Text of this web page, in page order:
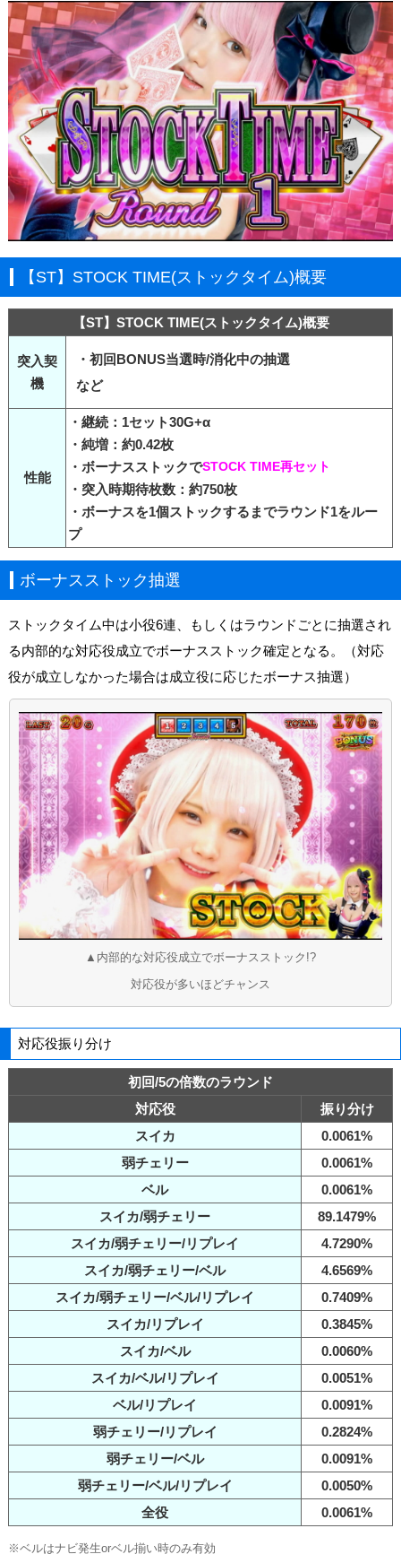
【ST】STOCK TIME(ストックタイム)概要
【ST】STOCK TIME(ストックタイム)概要
突入契
機
・初回BONUS当選時/消化中の抽選
など
性能
・継続：1セット30G+α
・純増：約0.42枚
・ボーナスストックでSTOCK TIME再セット
・突入時期待枚数：約750枚
・ボーナスを1個ストックするまでラウンド1をルー
プ
ボーナスストック抽選
ストックタイム中は小役6連、もしくはラウンドごとに抽選され
る内部的な対応役成立でボーナスストック確定となる。（対応
役が成立しなかった場合は成立役に応じたボーナス抽選）
▲内部的な対応役成立でボーナスストック!?
対応役が多いほどチャンス
対応役振り分け
初回/5の倍数のラウンド
対応役
振り分け
スイカ
0.0061%
弱チェリー
0.0061%
ベル
0.0061%
スイカ/弱チェリー
89.1479%
スイカ/弱チェリー/リプレイ
4.7290%
スイカ/弱チェリー/ベル
4.6569%
スイカ/弱チェリー/ベル/リプレイ
0.7409%
スイカ/リプレイ
0.3845%
スイカ/ベル
0.0060%
スイカ/ベル/リプレイ
0.0051%
ベル/リプレイ
0.0091%
弱チェリー/リプレイ
0.2824%
弱チェリー/ベル
0.0091%
弱チェリー/ベル/リプレイ
0.0050%
全役
0.0061%
※ベルはナビ発生orベル揃い時のみ有効